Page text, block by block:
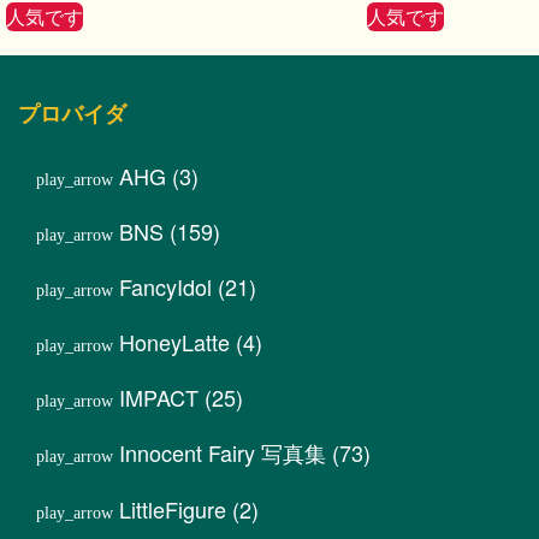
人気です 人気です
プロバイダ
AHG (3)
BNS (159)
FancyIdol (21)
HoneyLatte (4)
IMPACT (25)
Innocent Fairy 写真集 (73)
LittleFigure (2)